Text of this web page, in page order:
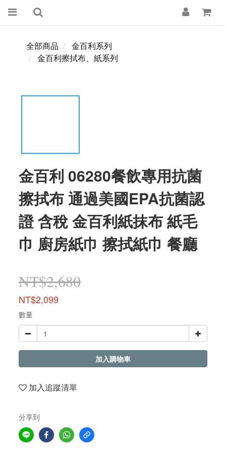
全部商品
金百利系列
金百利擦拭布、紙系列
金百利 06280餐飲專用抗菌
擦拭布 通過美國EPA抗菌認
證 含稅 金百利紙抹布 紙毛
巾 廚房紙巾 擦拭紙巾 餐廳
NT$2,680
NT$2,099
數量
加入購物車
加入追蹤清單
分享到